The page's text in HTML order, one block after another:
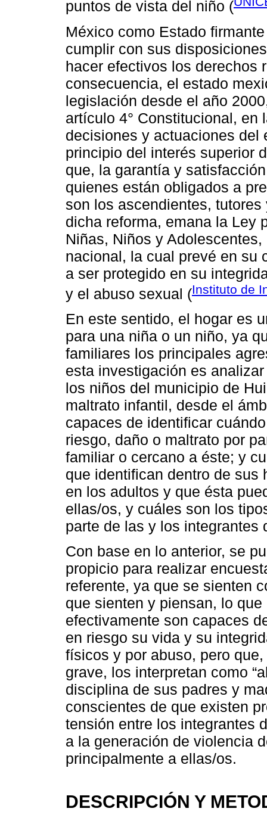
puntos de vista del niño (
México como Estado
cumplir con sus
hacer efectivos los derechos
consecuencia, el estado
legislación desde el año
artículo 4° Constitucional, en
decisiones y actuaciones del
principio del interés superior
que, la garantía y
quienes están obligados a
son los ascendientes,
dicha reforma, emana la Ley
Niñas, Niños y
nacional, la cual prevé en su
a ser protegido en su
y el abuso sexual (Instituto de
En este sentido, el hogar es
para una niña o un niño, ya
familiares los principales
esta investigación es
los niños del municipio de
maltrato infantil, desde el
capaces de identificar
riesgo, daño o maltrato por
familiar o cercano a éste; y
que identifican dentro de sus
en los adultos y que ésta
ellas/os, y cuáles son los
parte de las y los integrantes
Con base en lo anterior, se
propicio para realizar
referente, ya que se sienten
que sienten y piensan, lo
efectivamente son capaces
en riesgo su vida y su
físicos y por abuso, pero
grave, los interpretan como
disciplina de sus padres y
conscientes de que existen
tensión entre los integrantes
a la generación de violencia
principalmente a ellas/os.
DESCRIPCIÓN Y